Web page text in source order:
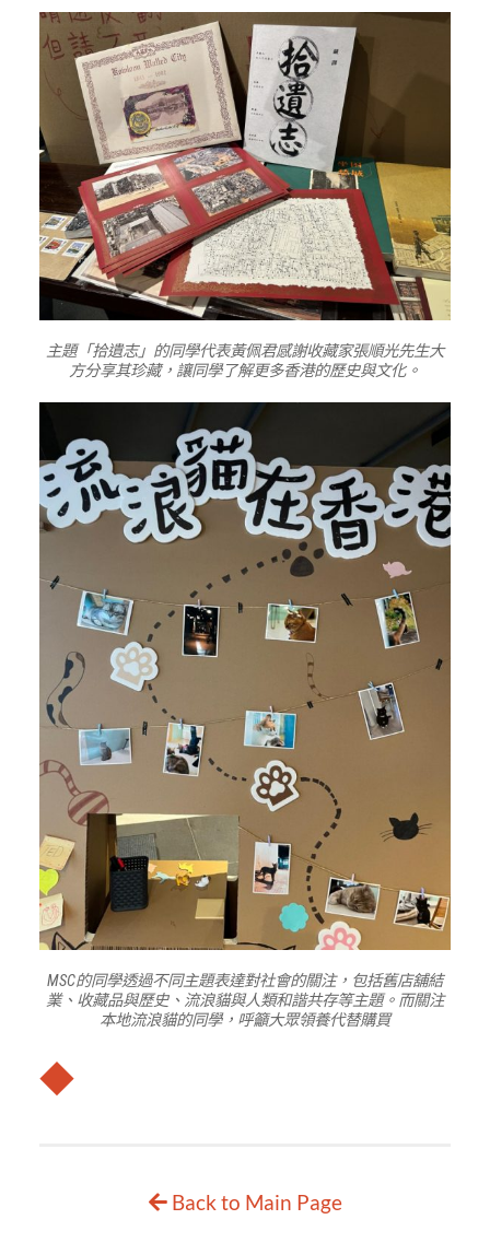
主題「拾遺志」的同學代表黃佩君感謝收藏家張順光先生大
方分享其珍藏，讓同學了解更多香港的歷史與文化。
MSC的同學透過不同主題表達對社會的關注，包括舊店舖結
業、收藏品與歷史、流浪貓與人類和諧共存等主題。而關注
本地流浪貓的同學，呼籲大眾領養代替購買
◆
Back to Main Page